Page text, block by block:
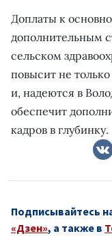
Доплаты к
дополнительным
сельском
повысит не
и, надеются в
обеспечит
кадров в глубинку.
Подписывайтесь
«Дзен», а также в